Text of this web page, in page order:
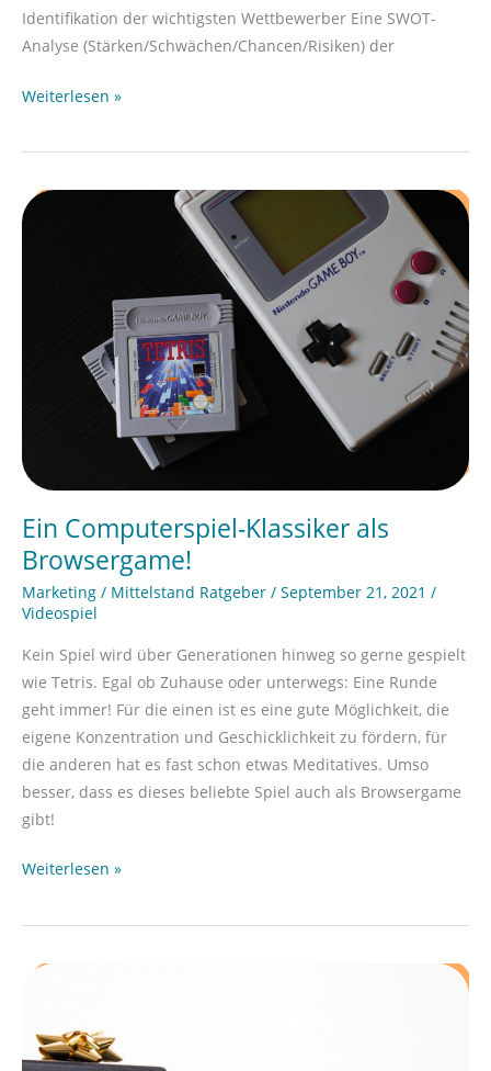
Identifikation der wichtigsten Wettbewerber Eine SWOT-
Analyse (Stärken/Schwächen/Chancen/Risiken) der
Weiterlesen »
Ein Computerspiel-Klassiker als
Browsergame!
Marketing / Mittelstand Ratgeber / September 21, 2021 /
Videospiel
Kein Spiel wird über Generationen hinweg so gerne gespielt
wie Tetris. Egal ob Zuhause oder unterwegs: Eine Runde
geht immer! Für die einen ist es eine gute Möglichkeit, die
eigene Konzentration und Geschicklichkeit zu fördern, für
die anderen hat es fast schon etwas Meditatives. Umso
besser, dass es dieses beliebte Spiel auch als Browsergame
gibt!
Ein
Browsergame!
Weiterlesen »
Über
Werbegeschenke
freuen